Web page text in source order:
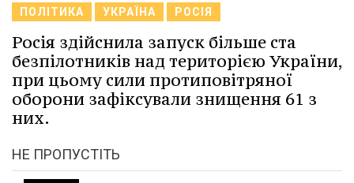
ПОЛІТИКА УКРАЇНА РОСІЯ
Росія здійснила запуск більше ста
безпілотників над територією України,
при цьому сили протиповітряної
оборони зафіксували знищення 61 з
них.
НЕ ПРОПУСТІТЬ